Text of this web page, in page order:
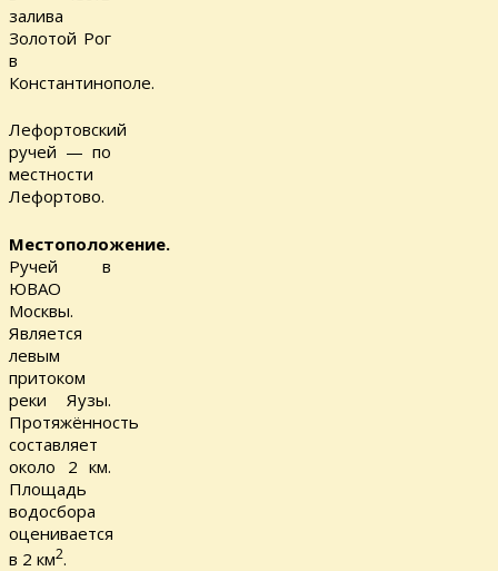
залива
Золотой Рог
в
Константинополе.
Лефортовский
ручей — по
местности
Лефортово.
Местоположение.
Ручей в
ЮВАО
Москвы.
Является
левым
притоком
реки Яузы.
Протяжённость
составляет
около 2 км.
Площадь
водосбора
оценивается
в 2 км2.